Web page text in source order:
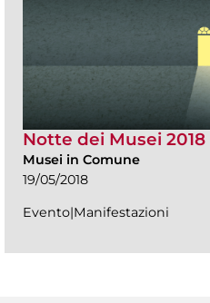
Notte dei Musei 2018
Musei in Comune
19/05/2018
Evento|Manifestazioni